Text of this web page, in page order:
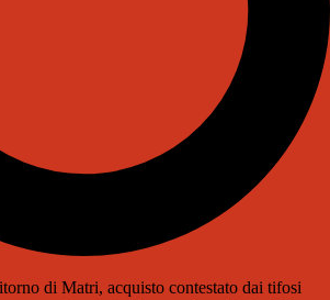
di Matri, acquisto contestato dai tifosi